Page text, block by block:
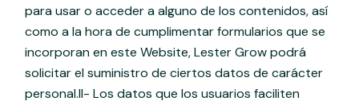
para usar o acceder a alguno de los contenidos, así
como a la hora de cumplimentar formularios que se
incorporan en este Website, Lester Grow podrá
solicitar el suministro de ciertos datos de carácter
personal.II- Los datos que los usuarios faciliten